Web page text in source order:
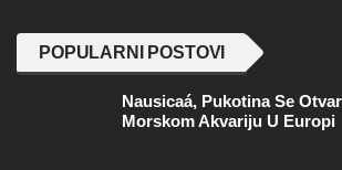
POPULARNI POSTOVI
Nausicaá, Pukotina Se
Morskom Akvariju U Europi